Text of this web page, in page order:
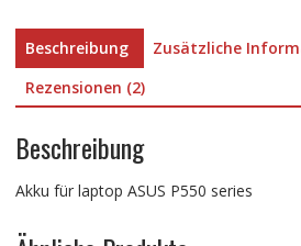
Beschreibung
Zusätzliche
Rezensionen (2)
Beschreibung
Akku für laptop ASUS P550 series